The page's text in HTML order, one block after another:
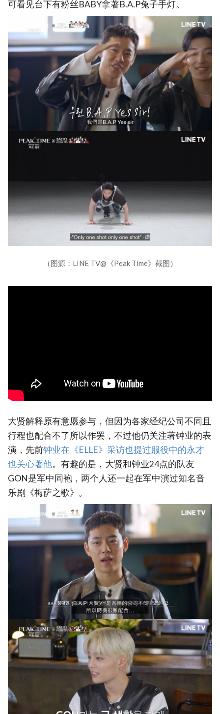
可看见台下有粉丝BABY拿著B.A.P兔子手灯。
（图源：LINE TV@《Peak Time》截图）
大贤解释原有意愿参与，但因为各家经纪公司不同且
行程也配合不了所以作罢，不过他仍关注著钟业的表
演，先前‎钟业在《ELLE》采访也提过服役中的永才
也关心著他。有趣的是，大贤和钟业24点的队友
GON是军中同袍，两个人还一起在军中演过知名音
乐剧《梅萨之歌》。